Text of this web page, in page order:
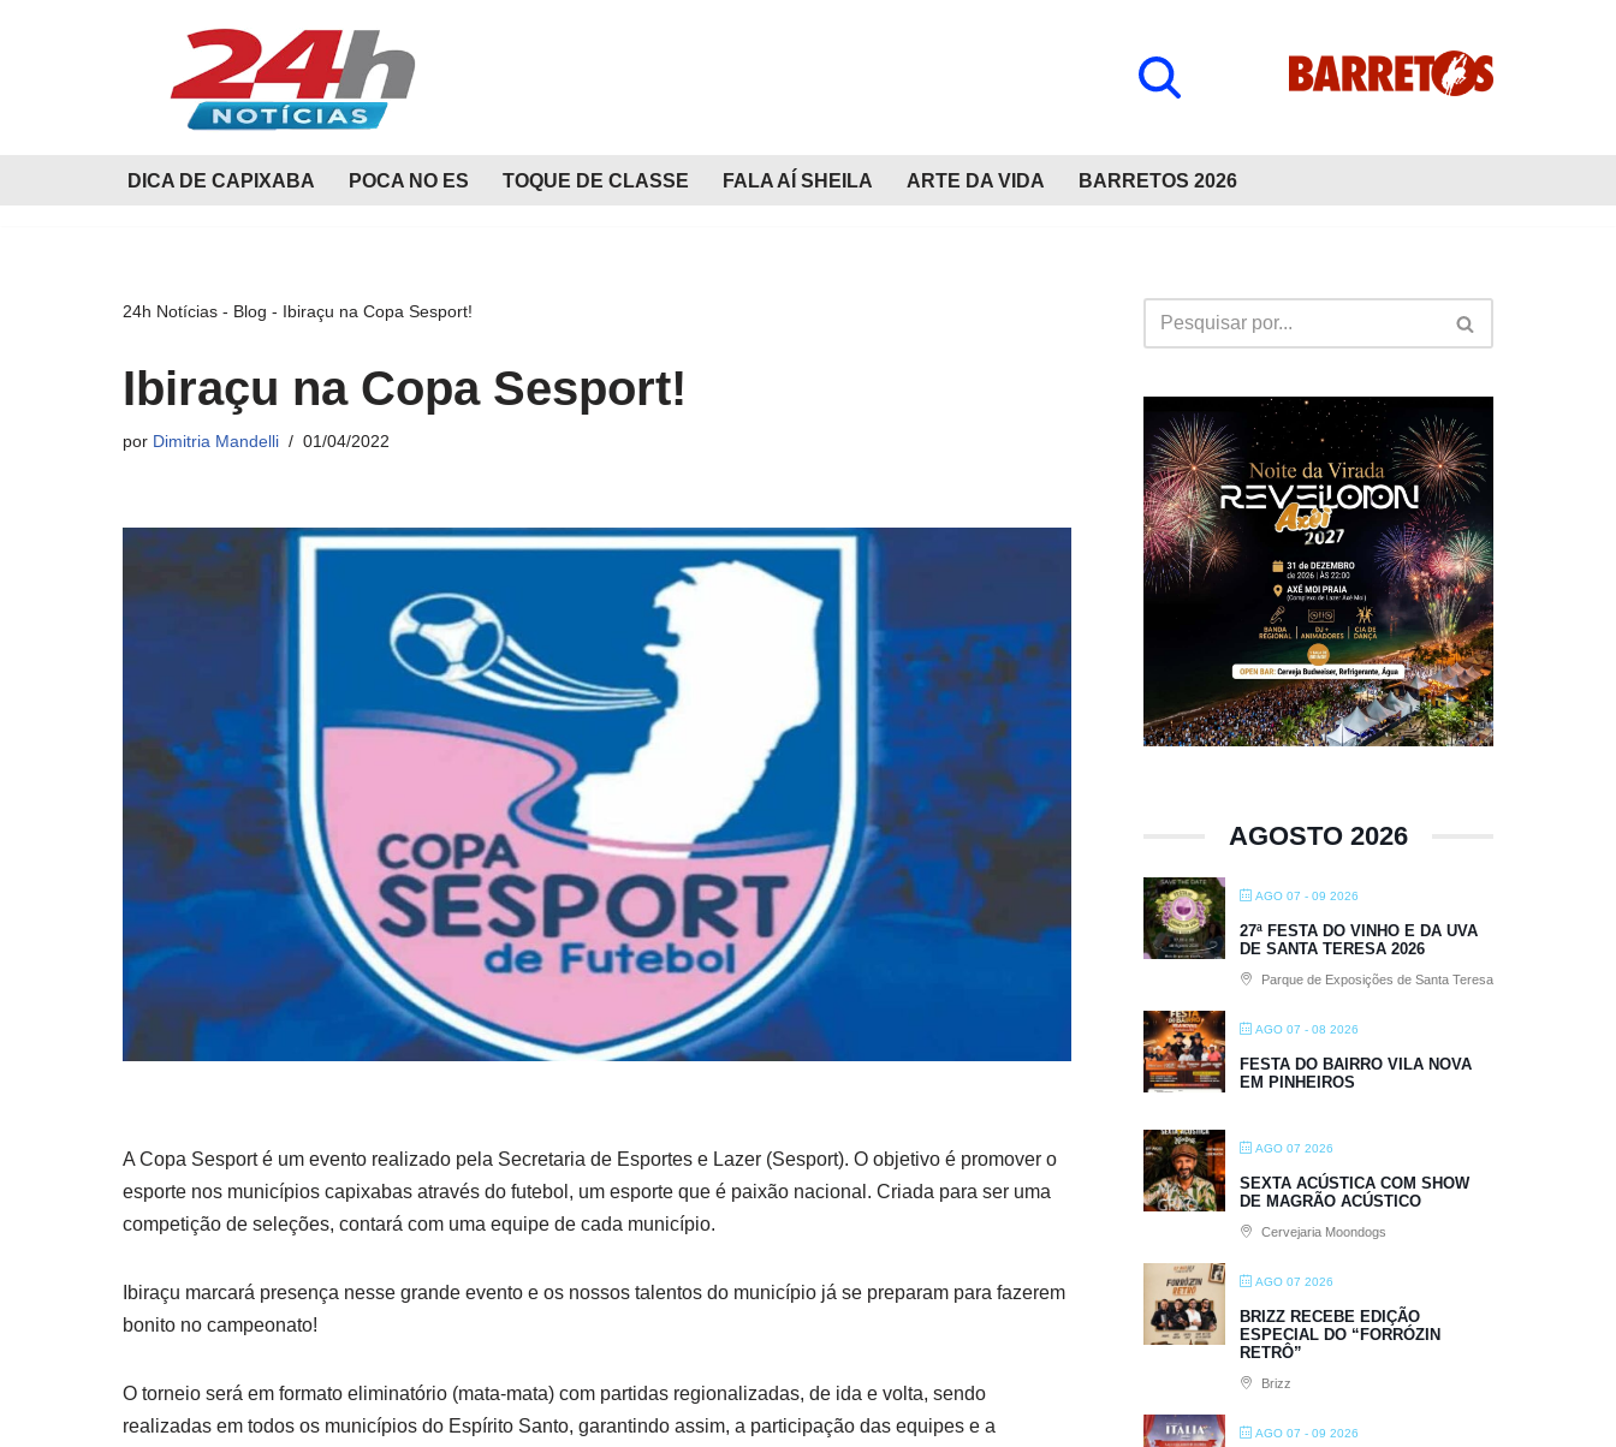
DICA DE CAPIXABA
POCA NO ES TOQUE DE CLASSE FALA AÍ SHEILA ARTE DA VIDA BARRETOS 2026
24h Notícias - Blog - Ibiraçu na Copa Sesport!
Ibiraçu na Copa Sesport!
por Dimitria Mandelli 01/04/2022
A Copa Sesport é um evento realizado pela Secretaria de Esportes e Lazer (Sesport). O objetivo é promover o
esporte nos municípios capixabas através do futebol, um esporte que é paixão nacional. Criada para ser uma
competição de seleções, contará com uma equipe de cada município.
Ibiraçu marcará presença nesse grande evento e os nossos talentos do município já se preparam para fazerem
bonito no campeonato!
O torneio será em formato eliminatório (mata-mata) com partidas regionalizadas, de ida e volta, sendo
realizadas em todos os municípios do Espírito Santo, garantindo assim, a participação das equipes e a
AGOSTO 2026
AGO 07 - 09 2026
27ª FESTA DO VINHO E DA UVA
DE SANTA TERESA 2026
Parque de Exposições de Santa Teresa
AGO 07 - 08 2026
FESTA DO BAIRRO VILA NOVA
EM PINHEIROS
AGO 07 2026
SEXTA ACÚSTICA COM SHOW
DE MAGRÃO ACÚSTICO
Cervejaria Moondogs
AGO 07 2026
BRIZZ RECEBE EDIÇÃO
ESPECIAL DO “FORRÓZIN
RETRÔ”
Brizz
AGO 07 - 09 2026